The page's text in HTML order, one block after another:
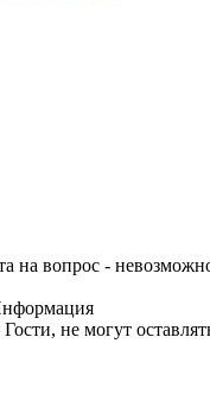
на вопрос -
Гости, не могут